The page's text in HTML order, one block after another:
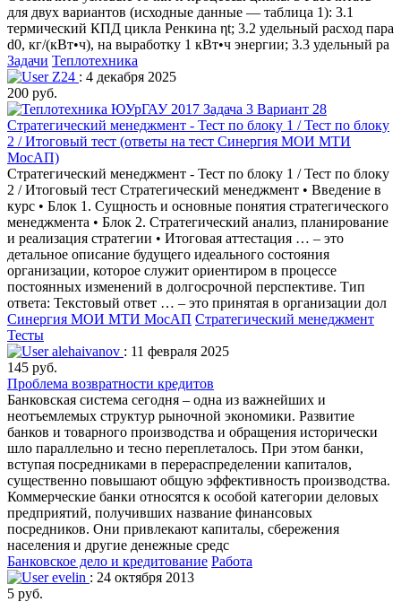
для двух вариантов (исходные данные — таблица 1): 3.1
термический КПД цикла Ренкина ηt; 3.2 удельный расход пара
d0, кг/(кВт•ч), на выработку 1 кВт•ч энергии; 3.3 удельный ра
Задачи Теплотехника
Z24 : 4 декабря 2025
200 руб.
Стратегический менеджмент - Тест по блоку 1 / Тест по блоку
2 / Итоговый тест (ответы на тест Синергия МОИ МТИ
МосАП)
Стратегический менеджмент - Тест по блоку 1 / Тест по блоку
2 / Итоговый тест Стратегический менеджмент • Введение в
курс • Блок 1. Сущность и основные понятия стратегического
менеджмента • Блок 2. Стратегический анализ, планирование
и реализация стратегии • Итоговая аттестация … – это
детальное описание будущего идеального состояния
организации, которое служит ориентиром в процессе
постоянных изменений в долгосрочной перспективе. Тип
ответа: Текcтовый ответ … – это принятая в организации дол
Синергия МОИ МТИ МосАП Стратегический менеджмент
Тесты
alehaivanov : 11 февраля 2025
145 руб.
Проблема возвратности кредитов
Банковская система сегодня – одна из важнейших и
неотъемлемых структур рыночной экономики. Развитие
банков и товарного производства и обращения исторически
шло параллельно и тесно переплеталось. При этом банки,
вступая посредниками в перераспределении капиталов,
существенно повышают общую эффективность производства.
Коммерческие банки относятся к особой категории деловых
предприятий, получивших название финансовых
посредников. Они привлекают капиталы, сбережения
населения и другие денежные средс
Банковское дело и кредитование Работа
evelin : 24 октября 2013
5 руб.